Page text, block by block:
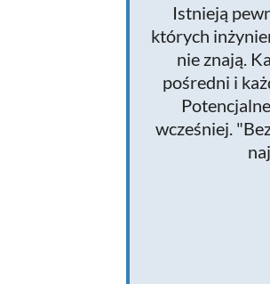
Istnieją
których
nie znają.
pośredni i
wcześniej.